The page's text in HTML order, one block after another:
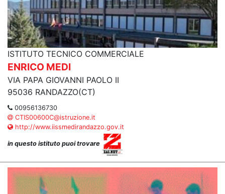
ISTITUTO TECNICO COMMERCIALE
ENRICO MEDI
VIA PAPA GIOVANNI PAOLO II
95036 RANDAZZO(CT)
00956136730
CTIS00600C@istruzione.it
http://www.iissmedirandazzo.gov.it
in questo istituto puoi trovare